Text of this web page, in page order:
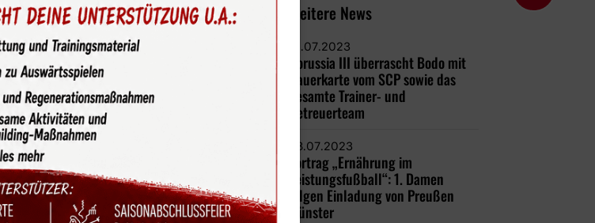
Weitere News
31.07.2023
Borussia III überrascht Bodo mit
Dauerkarte vom SCP sowie das
gesamte Trainer- und
Betreuerteam
28.07.2023
Vortrag „Ernährung im
Leistungsfußball“: 1. Damen
folgen Einladung von Preußen
Münster